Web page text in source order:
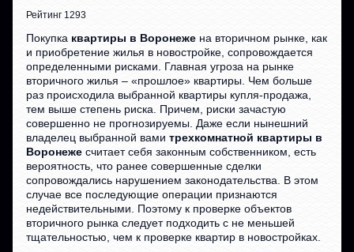
Рейтинг 1293
Покупка квартиры в Воронеже на вторичном рынке, как
и приобретение жилья в новостройке, сопровождается
определенными рисками. Главная угроза на рынке
вторичного жилья – «прошлое» квартиры. Чем больше
раз происходила выбранной квартиры купля-продажа,
тем выше степень риска. Причем, риски зачастую
совершенно не прогнозируемы. Даже если нынешний
владелец выбранной вамитрехкомнатной квартиры в
Воронеже считает себя законным собственником, есть
вероятность, что ранее совершенные сделки
сопровождались нарушением законодательства. В этом
случае все последующие операции признаются
недействительными. Поэтому к проверке объектов
вторичного рынка следует подходить с не меньшей
тщательностью, чем к проверке квартир в новостройках.